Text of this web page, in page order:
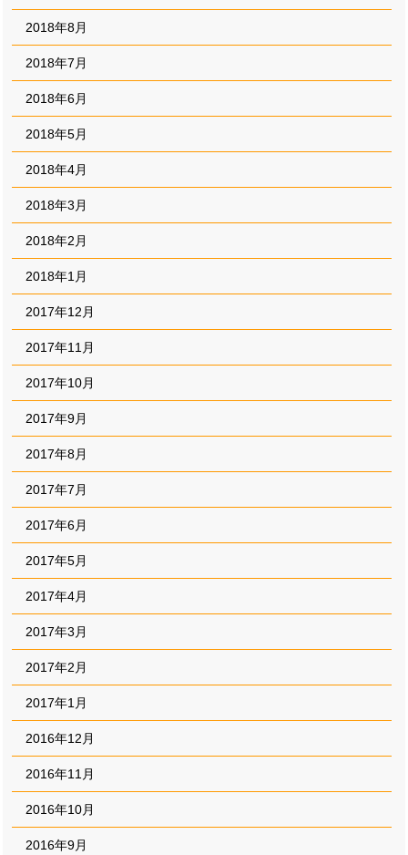
2018年8月
2018年7月
2018年6月
2018年5月
2018年4月
2018年3月
2018年2月
2018年1月
2017年12月
2017年11月
2017年10月
2017年9月
2017年8月
2017年7月
2017年6月
2017年5月
2017年4月
2017年3月
2017年2月
2017年1月
2016年12月
2016年11月
2016年10月
2016年9月